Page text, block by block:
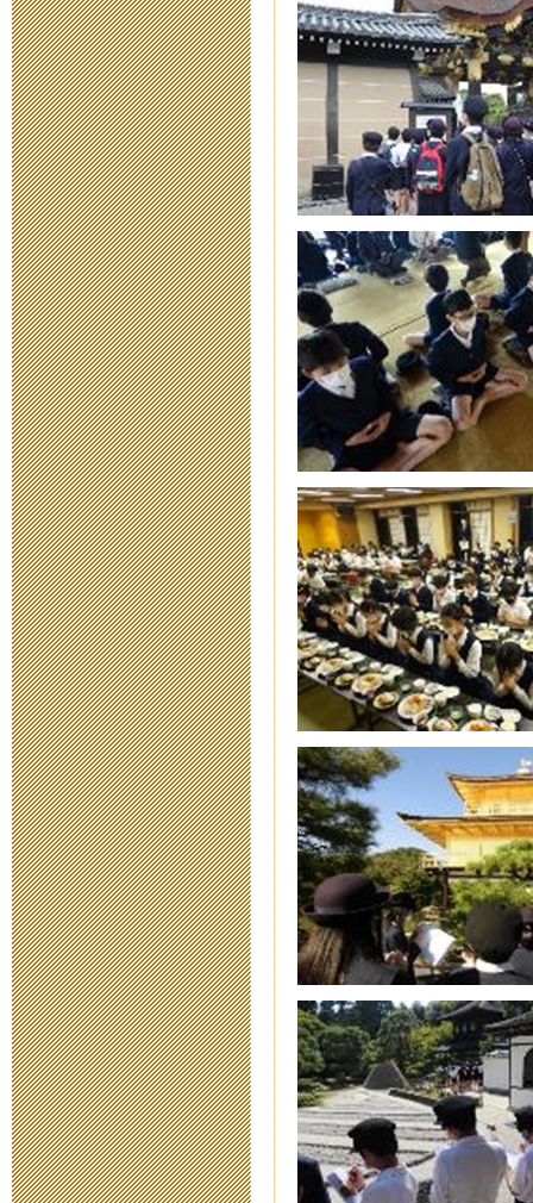
2014年11月21日
『Kids Jazz
2014年11月14日
ＥＳＤは身近
援の報告～
2014年10月 6日
集まれ進路フ
2014年9月26日
奉仕作業
2014年9月 8日
津の魅力を発
らせ
2014年9月 4日
MieMuからの
2014年7月15日
砂浜の生きも
2014年7月11日
台風８号接近
2014年7月 9日
2014年度 寄
2014年7月 2日
平成２６年度